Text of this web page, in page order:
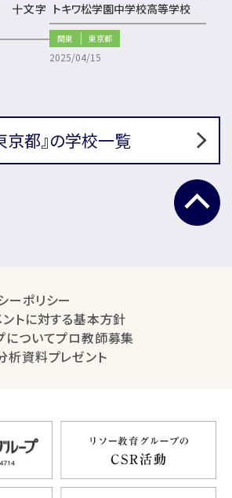
十文字 トキワ松学園中学校高等学校
関東 東京都
2025/04/15
京都』の学校一覧
ーポリシー
トに対する基本方針
についてプロ教師募集
析資料プレゼント